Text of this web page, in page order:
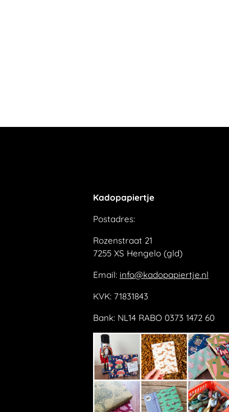
Kadopapiertje
Postadres:
Rozenstraat 21
7255 XS Hengelo (gld)
Email: info@kadopapiertje.nl
KVK: 71831843
Bank: NL14 RABO 0373 1472 60